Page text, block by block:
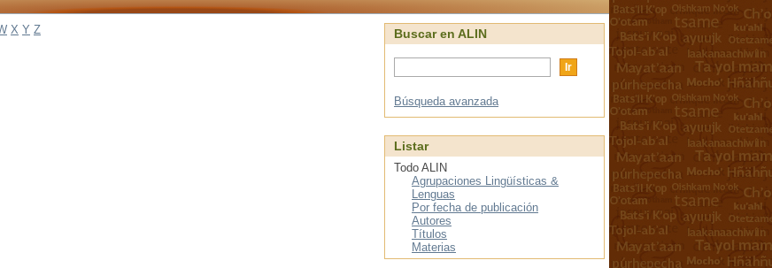
X Y Z
Buscar en ALIN
Búsqueda avanzada
Listar
Todo ALIN
Agrupaciones Lingüísticas &
Lenguas
Por fecha de publicación
Autores
Títulos
Materias